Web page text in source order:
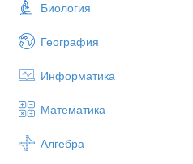
Биология
География
Информатика
Математика
Алгебра